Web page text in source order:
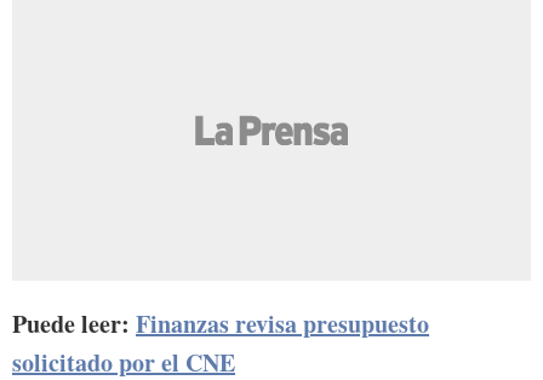
Puede leer: Finanzas revisa presupuesto
solicitado por el CNE